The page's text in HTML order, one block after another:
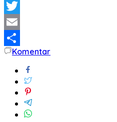
WhatsApp
Twitter
Email
Share
Komentar